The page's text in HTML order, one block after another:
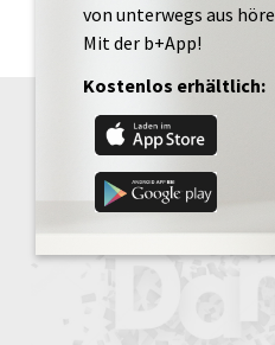
von unterwegs aus
Mit der b+App!
Kostenlos erhältlich: